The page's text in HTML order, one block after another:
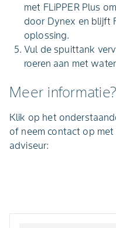
met FLiPPER Plus
door Dynex en blijft
oplossing.
Vul de spuittank
roeren aan met
Meer informatie?
Klik op het
of neem contact op
adviseur: